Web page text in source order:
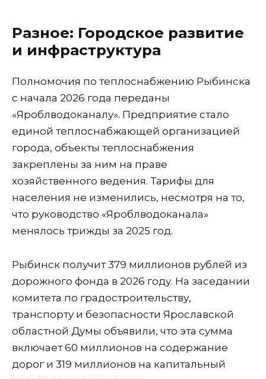
Разное: Городское развитие
и инфраструктура
Полномочия по теплоснабжению Рыбинска
с начала 2026 года переданы
«Яроблводоканалу». Предприятие стало
единой теплоснабжающей организацией
города, объекты теплоснабжения
закреплены за ним на праве
хозяйственного ведения. Тарифы для
населения не изменились, несмотря на то,
что руководство «Яроблводоканала»
менялось трижды за 2025 год.
Рыбинск получит 379 миллионов рублей из
дорожного фонда в 2026 году. На заседании
комитета по градостроительству,
транспорту и безопасности Ярославской
областной Думы объявили, что эта сумма
включает 60 миллионов на содержание
дорог и 319 миллионов на капитальный